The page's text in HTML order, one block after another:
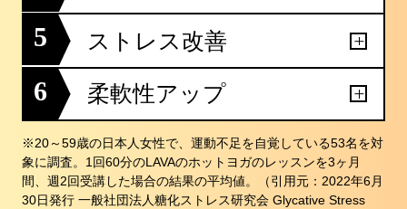
5 ストレス改善
6 柔軟性アップ
※20～59歳の日本人女性で、運動不足を自覚している53名を対
象に調査。1回60分のLAVAのホットヨガのレッスンを3ヶ月
間、週2回受講した場合の結果の平均値。（引用元：2022年6月
30日発行 一般社団法人糖化ストレス研究会 Glycative Stress